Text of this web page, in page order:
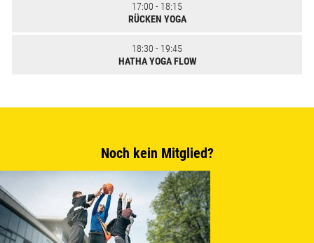
17:00 - 18:15
RÜCKEN YOGA
18:30 - 19:45
HATHA YOGA FLOW
Noch kein Mitglied?